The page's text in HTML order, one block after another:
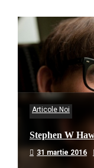
Articole Noi
Stephen W
31 martie 2016